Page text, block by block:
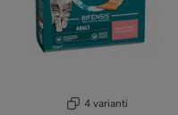
4 varianti